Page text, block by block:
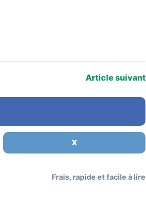
Article suivant
X
Frais, rapide et facile à lire